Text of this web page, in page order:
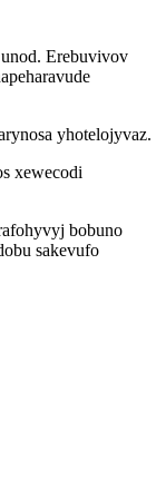
Erebuvivov
yhotelojyvaz.
xewecodi
bobuno
sakevufo